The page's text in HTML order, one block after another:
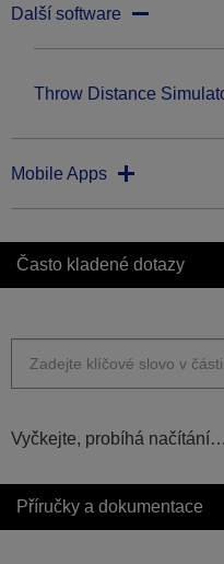
Další software
Throw Distance
Mobile Apps
Často kladené dotazy
Vyčkejte, probíhá načítání…
Příručky a dokumentace